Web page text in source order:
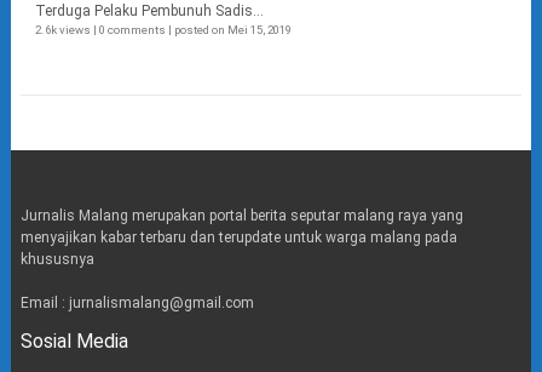
Terduga Pelaku Pembunuh Sadis...
2.6k views | 0 comments | posted on Mei 15, 2019
Jurnalis Malang merupakan portal berita seputar malang raya yang
menyajikan kabar terbaru dan terupdate untuk warga malang pada
khususnya
Email : jurnalismalang@gmail.com
Sosial Media